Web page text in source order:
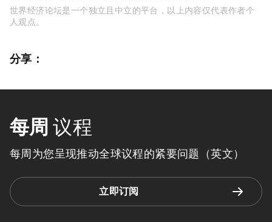
世界经济论坛是一个独立且中立的平台，以上内容仅代表作者个
人观点。
分享：
每周 议程
每周为您呈现推动全球议程的紧要问题（英文）
立即订阅